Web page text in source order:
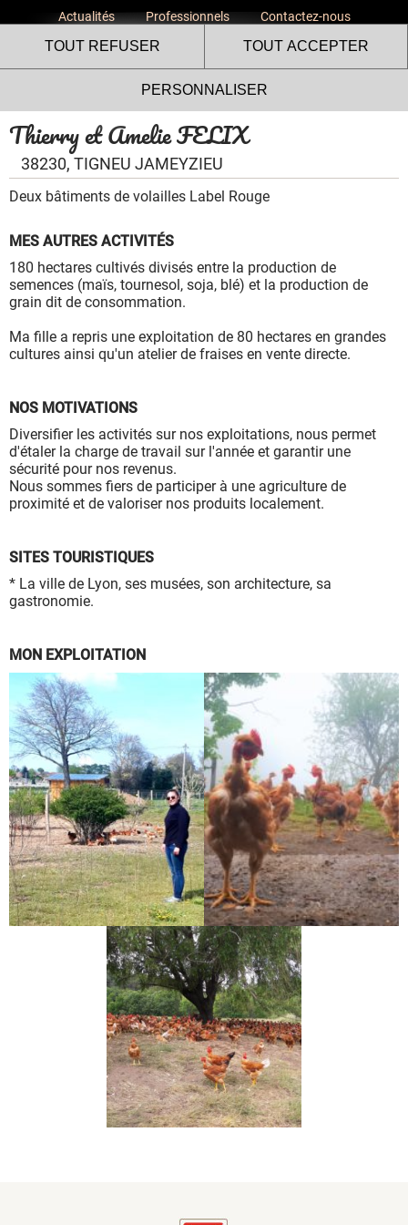
Actualités Professionnels Contactez-nous
Thierry et Amelie FELIX
38230, TIGNEU JAMEYZIEU
Deux bâtiments de volailles Label Rouge
MES AUTRES ACTIVITÉS
180 hectares cultivés divisés entre la production de
semences (maïs, tournesol, soja, blé) et la production de
grain dit de consommation.
Ma fille a repris une exploitation de 80 hectares en grandes
cultures ainsi qu'un atelier de fraises en vente directe.
NOS MOTIVATIONS
Diversifier les activités sur nos exploitations, nous permet
d'étaler la charge de travail sur l'année et garantir une
sécurité pour nos revenus.
Nous sommes fiers de participer à une agriculture de
proximité et de valoriser nos produits localement.
SITES TOURISTIQUES
* La ville de Lyon, ses musées, son architecture, sa
gastronomie.
MON EXPLOITATION
Le site internet Volailles
Fermières de l’Ardèche utilise
des cookies !
fonctionnement de notre site et à des fins analytiques. Vous
pouvez changer d'avis à tout moment en cliquant sur l'icône
présente sur chaque page de notre site. En autorisant ces
cookies et l'utilisation de technologies de suivi nécessaires
à leur bon fonctionnement.
Charte de confidentialité
TOUT REFUSER TOUT ACCEPTER
PERSONNALISER